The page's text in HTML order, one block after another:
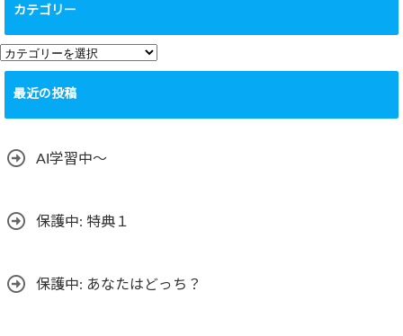
カテゴリー
カ
テ
リ
最近の投稿
AI学習中〜
保護中: 特典１
保護中: あなたはどっち？